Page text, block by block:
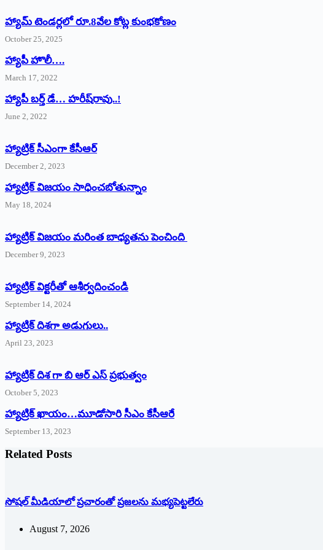
హ్యామ్‌ ‌టెండర్లలో రూ.8వేల కోట్ల కుంభకోణం
October 25, 2025
హ్యాపీ హొలీ….
March 17, 2022
హ్యాపీ బర్త్ ‌డే… హరీష్‌రావు..!
June 2, 2022
హ్యాట్రిక్‌ ‌సీఎంగా కేసీఆర్‌
December 2, 2023
హ్యాట్రిక్‌ విజయం సాధించబోతున్నాం
May 18, 2024
హ్యాట్రిక్ విజయం మరింత బాధ్యతను పెంచింది
December 9, 2023
హ్యాట్రిక్‌ ‌విక్టరీతో ఆశీర్వదించండి
September 14, 2024
‌హ్యాట్రిక్‌ ‌దిశగా అడుగులు..
April 23, 2023
హ్యాట్రిక్ దిశ గా బి ఆర్ ఎస్ ప్రభుత్వం
October 5, 2023
హ్యాట్రిక్‌ ‌ఖాయం…మూడోసారి సీఎం కేసీఆరే
September 13, 2023
Related Posts
సోషల్‌ ‌మీడియాలో ప్రచారంతో ప్రజలను మభ్యపెట్టలేరు
August 7, 2026